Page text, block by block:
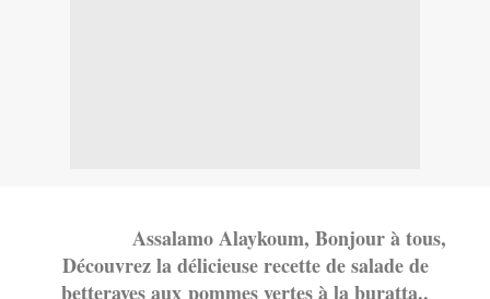
Assalamo Alaykoum, Bonjour à tous,
Découvrez la délicieuse recette de salade de
betteraves aux pommes vertes à la buratta..